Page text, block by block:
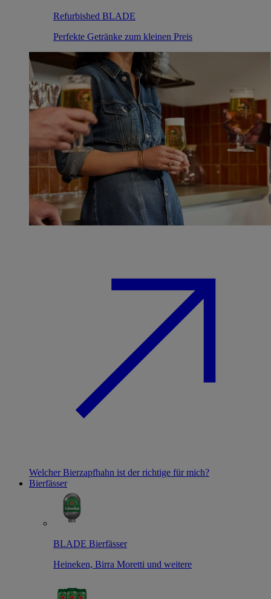
Refurbished BLADE
Perfekte Getränke zum kleinen Preis
Welcher Bierzapfhahn ist der richtige für mich?
Bierfässer
BLADE Bierfässer
Heineken, Birra Moretti und weitere